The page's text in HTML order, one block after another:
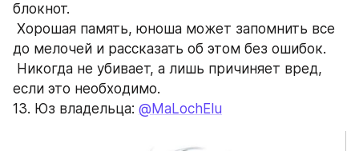
блокнот.
до мелочей и рассказать об этом без ошибок.
если это необходимо.
13. Юз владельца: @MaLochElu